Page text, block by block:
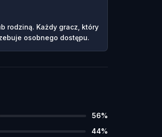
rodziną. Każdy gracz, który
osobnego dostępu.
56%
44%